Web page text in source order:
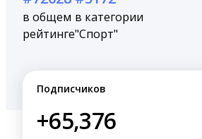
в общем
рейтинге
в категории
"Спорт"
Подписчиков
+65,376